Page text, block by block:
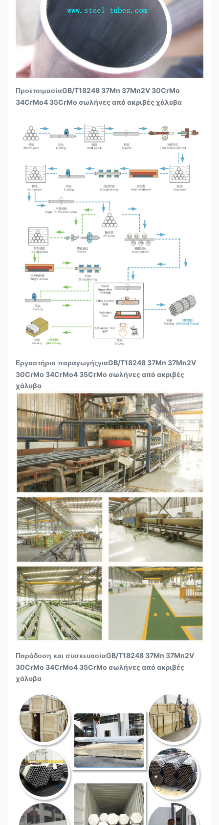
ΠροετοιμασίαGB/T18248 37Mn 37Mn2V 30CrMo
34CrMo4 35CrMo σωλήνες από ακριβές χάλυβα
Εργαστήριο παραγωγήςγιαGB/T18248 37Mn 37Mn2V
30CrMo 34CrMo4 35CrMo σωλήνες από ακριβές
χάλυβα
Παράδοση και συσκευασίαGB/T18248 37Mn 37Mn2V
30CrMo 34CrMo4 35CrMo σωλήνες από ακριβές
χάλυβα